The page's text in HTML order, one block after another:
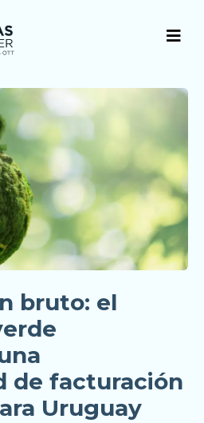
bruto: el
de facturación
Uruguay